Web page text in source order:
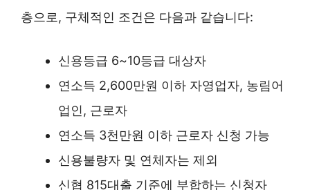
층으로, 구체적인 조건은 다음과 같습니다:
신용등급 6~10등급 대상자
연소득 2,600만원 이하 자영업자, 농림어
업인, 근로자
연소득 3천만원 이하 근로자 신청 가능
신용불량자 및 연체자는 제외
신협 815대출 기준에 부합하는 신청자